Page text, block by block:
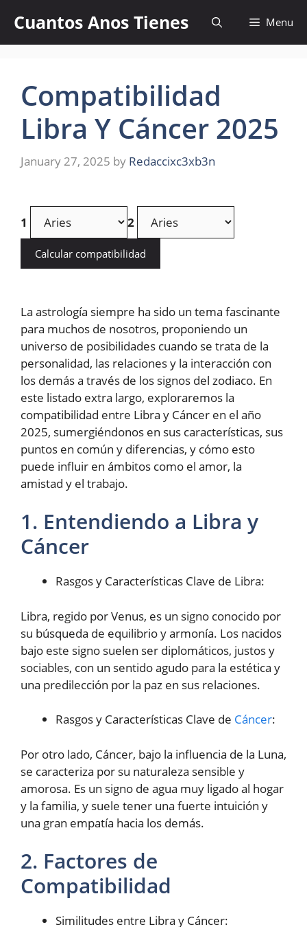
content
Cuantos Anos Tienes Menu
Compatibilidad
Libra Y Cáncer 2025
January 27, 2025 by Redaccixc3xb3n
1 2
Calcular compatibilidad
La astrología siempre ha sido un tema fascinante
para muchos de nosotros, proponiendo un
universo de posibilidades cuando se trata de la
personalidad, las relaciones y la interacción con
los demás a través de los signos del zodiaco. En
este listado extra largo, exploraremos la
compatibilidad entre Libra y Cáncer en el año
2025, sumergiéndonos en sus características, sus
puntos en común y diferencias, y cómo esto
puede influir en ámbitos como el amor, la
amistad y el trabajo.
1. Entendiendo a Libra y
Cáncer
Rasgos y Características Clave de Libra:
Libra, regido por Venus, es un signo conocido por
su búsqueda de equilibrio y armonía. Los nacidos
bajo este signo suelen ser diplomáticos, justos y
sociables, con un sentido agudo para la estética y
una predilección por la paz en sus relaciones.
Rasgos y Características Clave de Cáncer:
Por otro lado, Cáncer, bajo la influencia de la Luna,
se caracteriza por su naturaleza sensible y
amorosa. Es un signo de agua muy ligado al hogar
y la familia, y suele tener una fuerte intuición y
una gran empatía hacia los demás.
2. Factores de
Compatibilidad
Similitudes entre Libra y Cáncer: